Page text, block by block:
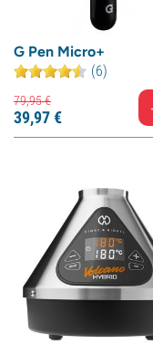
G Pen Micro+
(6)
79,95€
39,97€